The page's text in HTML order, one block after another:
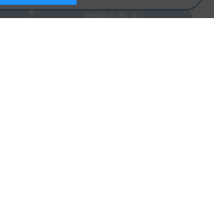
詳細を見る